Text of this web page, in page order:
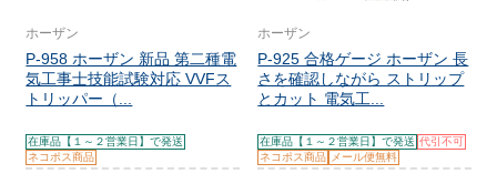
ホーザン
P-958 ホーザン 新品 第二種電
気工事士技能試験対応 VVFス
トリッパー（...
在庫品【１～２営業日】で発送
ネコポス商品
ホーザン
P-925 合格ゲージ ホーザン 長
さを確認しながら ストリップ
とカット 電気工...
在庫品【１～２営業日】で発送 代引不可
ネコポス商品
メール便無料